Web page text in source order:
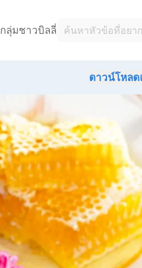
กลุ่มชาวบิลลี่
ดาวน์โหลด